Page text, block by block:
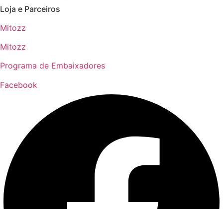
Loja e Parceiros
Mitozz
Mitozz
Programa de Embaixadores
Facebook